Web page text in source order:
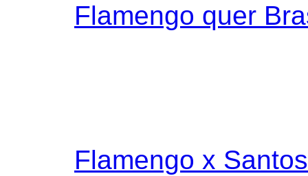
Flamengo quer
Flamengo x Santos